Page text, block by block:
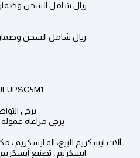
6800 ريال شامل الشحن
7800 ريال شامل الشحن
يرجى
يرجى مراعاه
آلات ايسكريم للبيع، الة ايسكريم ،
ايسكريم ، تصنيع